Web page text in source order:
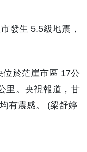
發生 5.5級地震，
於茫崖市區 17公
里。央視報道，甘
有震感。 (梁舒婷